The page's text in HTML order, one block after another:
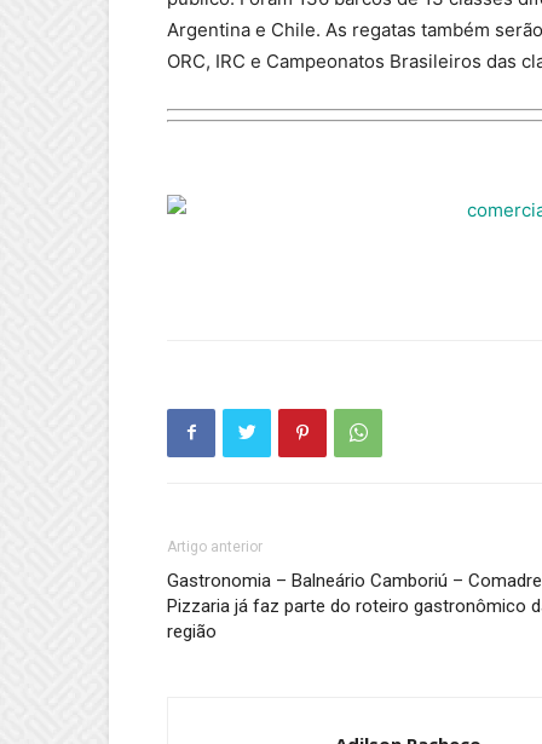
Argentina e Chile. As regatas também
ORC, IRC e Campeonatos Brasileiros das
Artigo anterior
Gastronomia – Balneário Camboriú – Comadre
Pizzaria já faz parte do roteiro gastronômico
região